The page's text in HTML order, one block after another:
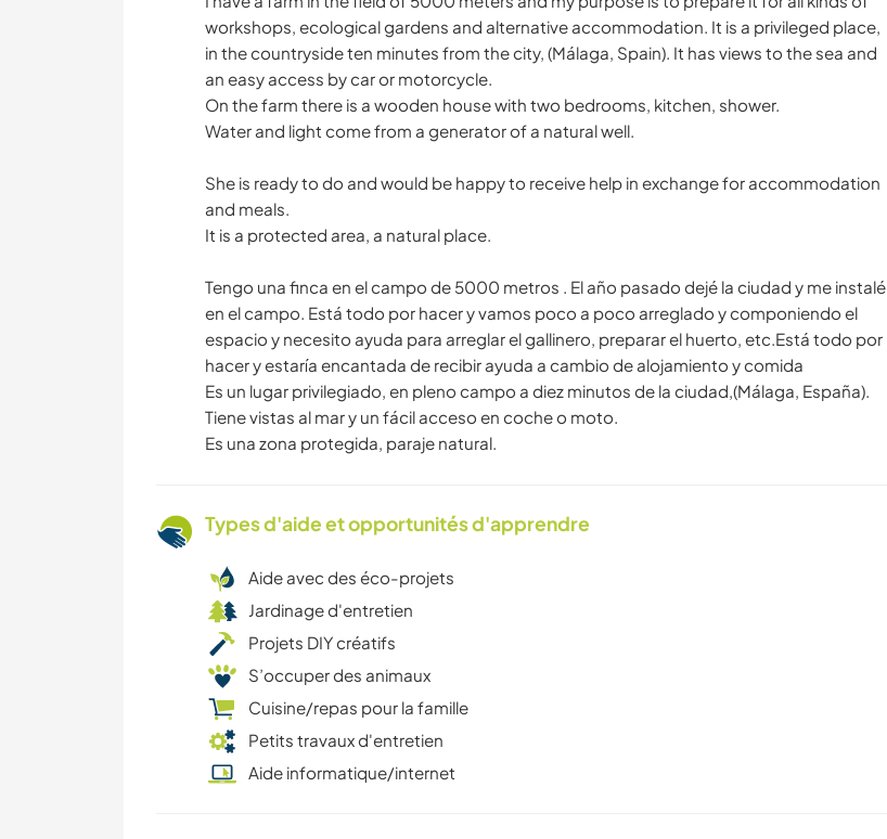
workshops, ecological gardens and alternative accommodation. It is a privileged place,
in the countryside ten minutes from the city, (Málaga, Spain). It has views to the sea and
an easy access by car or motorcycle.
On the farm there is a wooden house with two bedrooms, kitchen, shower.
Water and light come from a generator of a natural well.
She is ready to do and would be happy to receive help in exchange for accommodation
and meals.
It is a protected area, a natural place.
Tengo una finca en el campo de 5000 metros . El año pasado dejé la ciudad y me instalé
en el campo. Está todo por hacer y vamos poco a poco arreglado y componiendo el
espacio y necesito ayuda para arreglar el gallinero, preparar el huerto, etc.Está todo por
hacer y estaría encantada de recibir ayuda a cambio de alojamiento y comida
Es un lugar privilegiado, en pleno campo a diez minutos de la ciudad,(Málaga, España).
Tiene vistas al mar y un fácil acceso en coche o moto.
Es una zona protegida, paraje natural.
Types d'aide et opportunités d'apprendre
Aide avec des éco-projets
Jardinage d'entretien
Projets DIY créatifs
S’occuper des animaux
Cuisine/repas pour la famille
Petits travaux d'entretien
Aide informatique/internet